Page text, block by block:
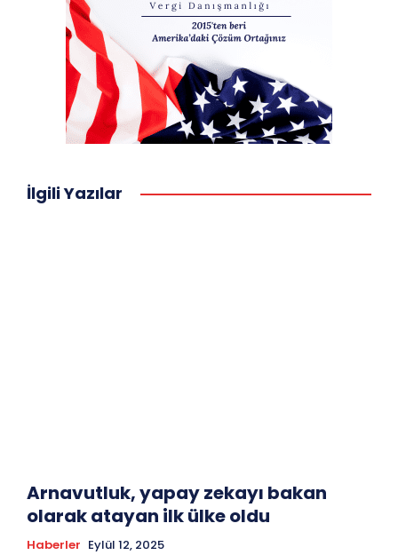
İlgili Yazılar
Arnavutluk, yapay zekayı bakan
olarak atayan ilk ülke oldu
Haberler Eylül 12, 2025